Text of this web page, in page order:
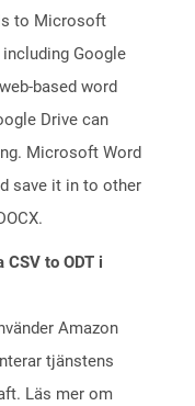
to Microsoft
Google
based word
Drive can
Microsoft Word
save it in to other
to ODT i
Amazon
tjänstens
Läs mer om